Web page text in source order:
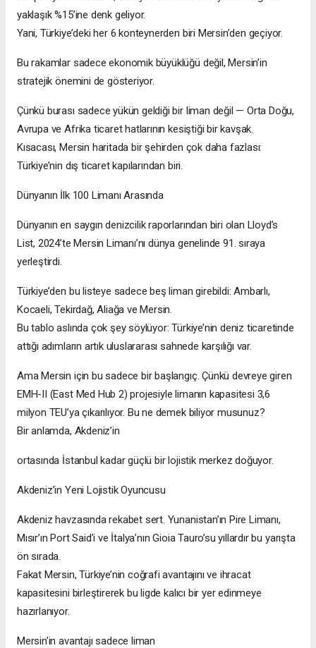
yaklaşık %15’ine denk geliyor.
Yani, Türkiye’deki her 6 konteynerden biri Mersin’den geçiyor.
Bu rakamlar sadece ekonomik büyüklüğü değil, Mersin’in
stratejik önemini de gösteriyor.
Çünkü burası sadece yükün geldiği bir liman değil — Orta Doğu,
Avrupa ve Afrika ticaret hatlarının kesiştiği bir kavşak.
Kısacası, Mersin haritada bir şehirden çok daha fazlası:
Türkiye’nin dış ticaret kapılarından biri.
Dünyanın İlk 100 Limanı Arasında
Dünyanın en saygın denizcilik raporlarından biri olan Lloyd’s
List, 2024’te Mersin Limanı’nı dünya genelinde 91. sıraya
yerleştirdi.
Türkiye’den bu listeye sadece beş liman girebildi: Ambarlı,
Kocaeli, Tekirdağ, Aliağa ve Mersin.
Bu tablo aslında çok şey söylüyor: Türkiye’nin deniz ticaretinde
attığı adımların artık uluslararası sahnede karşılığı var.
Ama Mersin için bu sadece bir başlangıç. Çünkü devreye giren
EMH-II (East Med Hub 2) projesiyle limanın kapasitesi 3,6
milyon TEU’ya çıkarılıyor. Bu ne demek biliyor musunuz?
Bir anlamda, Akdeniz’in
ortasında İstanbul kadar güçlü bir lojistik merkez doğuyor.
Akdeniz’in Yeni Lojistik Oyuncusu
Akdeniz havzasında rekabet sert. Yunanistan’ın Pire Limanı,
Mısır’ın Port Said’i ve İtalya’nın Gioia Tauro’su yıllardır bu yarışta
ön sırada.
Fakat Mersin, Türkiye’nin coğrafi avantajını ve ihracat
kapasitesini birleştirerek bu ligde kalıcı bir yer edinmeye
hazırlanıyor.
Mersin’in avantajı sadece liman